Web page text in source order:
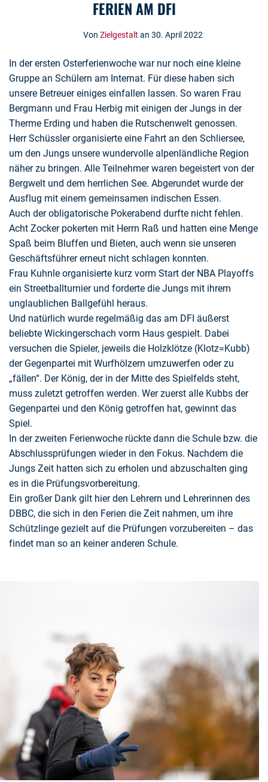
FERIEN AM DFI
Von Zielgestalt an 30. April 2022
In der ersten Osterferienwoche war nur noch eine kleine
Gruppe an Schülern am Internat. Für diese haben sich
unsere Betreuer einiges einfallen lassen. So waren Frau
Bergmann und Frau Herbig mit einigen der Jungs in der
Therme Erding und haben die Rutschenwelt genossen.
Herr Schüssler organisierte eine Fahrt an den Schliersee,
um den Jungs unsere wundervolle alpenländliche Region
näher zu bringen. Alle Teilnehmer waren begeistert von der
Bergwelt und dem herrlichen See. Abgerundet wurde der
Ausflug mit einem gemeinsamen indischen Essen.
Auch der obligatorische Pokerabend durfte nicht fehlen.
Acht Zocker pokerten mit Herrn Raß und hatten eine Menge
Spaß beim Bluffen und Bieten, auch wenn sie unseren
Geschäftsführer erneut nicht schlagen konnten.
Frau Kuhnle organisierte kurz vorm Start der NBA Playoffs
ein Streetballturnier und forderte die Jungs mit ihrem
unglaublichen Ballgefühl heraus.
Und natürlich wurde regelmäßig das am DFI äußerst
beliebte Wickingerschach vorm Haus gespielt. Dabei
versuchen die Spieler, jeweils die Holzklötze (Klotz=Kubb)
der Gegenpartei mit Wurfhölzern umzuwerfen oder zu
„fällen“. Der König, der in der Mitte des Spielfelds steht,
muss zuletzt getroffen werden. Wer zuerst alle Kubbs der
Gegenpartei und den König getroffen hat, gewinnt das
Spiel.
In der zweiten Ferienwoche rückte dann die Schule bzw. die
Abschlussprüfungen wieder in den Fokus. Nachdem die
Jungs Zeit hatten sich zu erholen und abzuschalten ging
es in die Prüfungsvorbereitung.
Ein großer Dank gilt hier den Lehrern und Lehrerinnen des
DBBC, die sich in den Ferien die Zeit nahmen, um ihre
Schützlinge gezielt auf die Prüfungen vorzubereiten – das
findet man so an keiner anderen Schule.